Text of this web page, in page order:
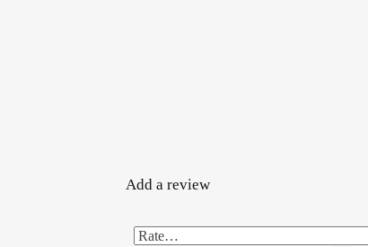
Add a review